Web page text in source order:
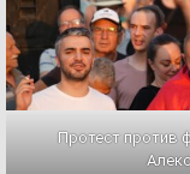
Протест против